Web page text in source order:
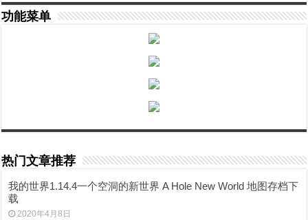
功能菜单
热门文章推荐
我的世界1.14.4一个空洞的新世界 A Hole New World 地图存档下
载
2020年4月8日